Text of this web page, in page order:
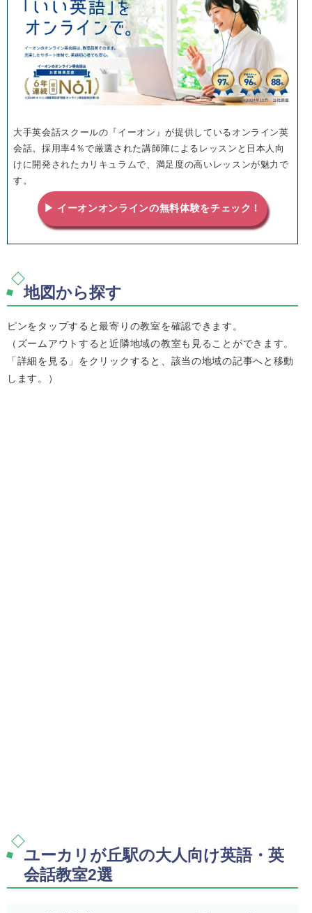
大手英会話スクールの『イーオン』が提供しているオンライン英
会話。採用率4％で厳選された講師陣によるレッスンと日本人向
けに開発されたカリキュラムで、満足度の高いレッスンが魅力で
す。
▶ イーオンオンラインの無料体験をチェック！
地図から探す
ピンをタップすると最寄りの教室を確認できます。
（ズームアウトすると近隣地域の教室も見ることができます。
「詳細を見る」をクリックすると、該当の地域の記事へと移動
します。）
ユーカリが丘駅の大人向け英語・英
会話教室2選